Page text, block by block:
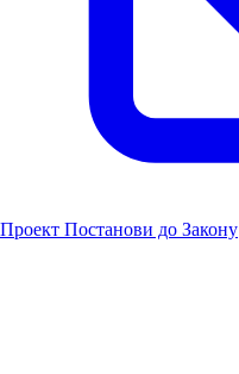
Проект Постанови до Закону